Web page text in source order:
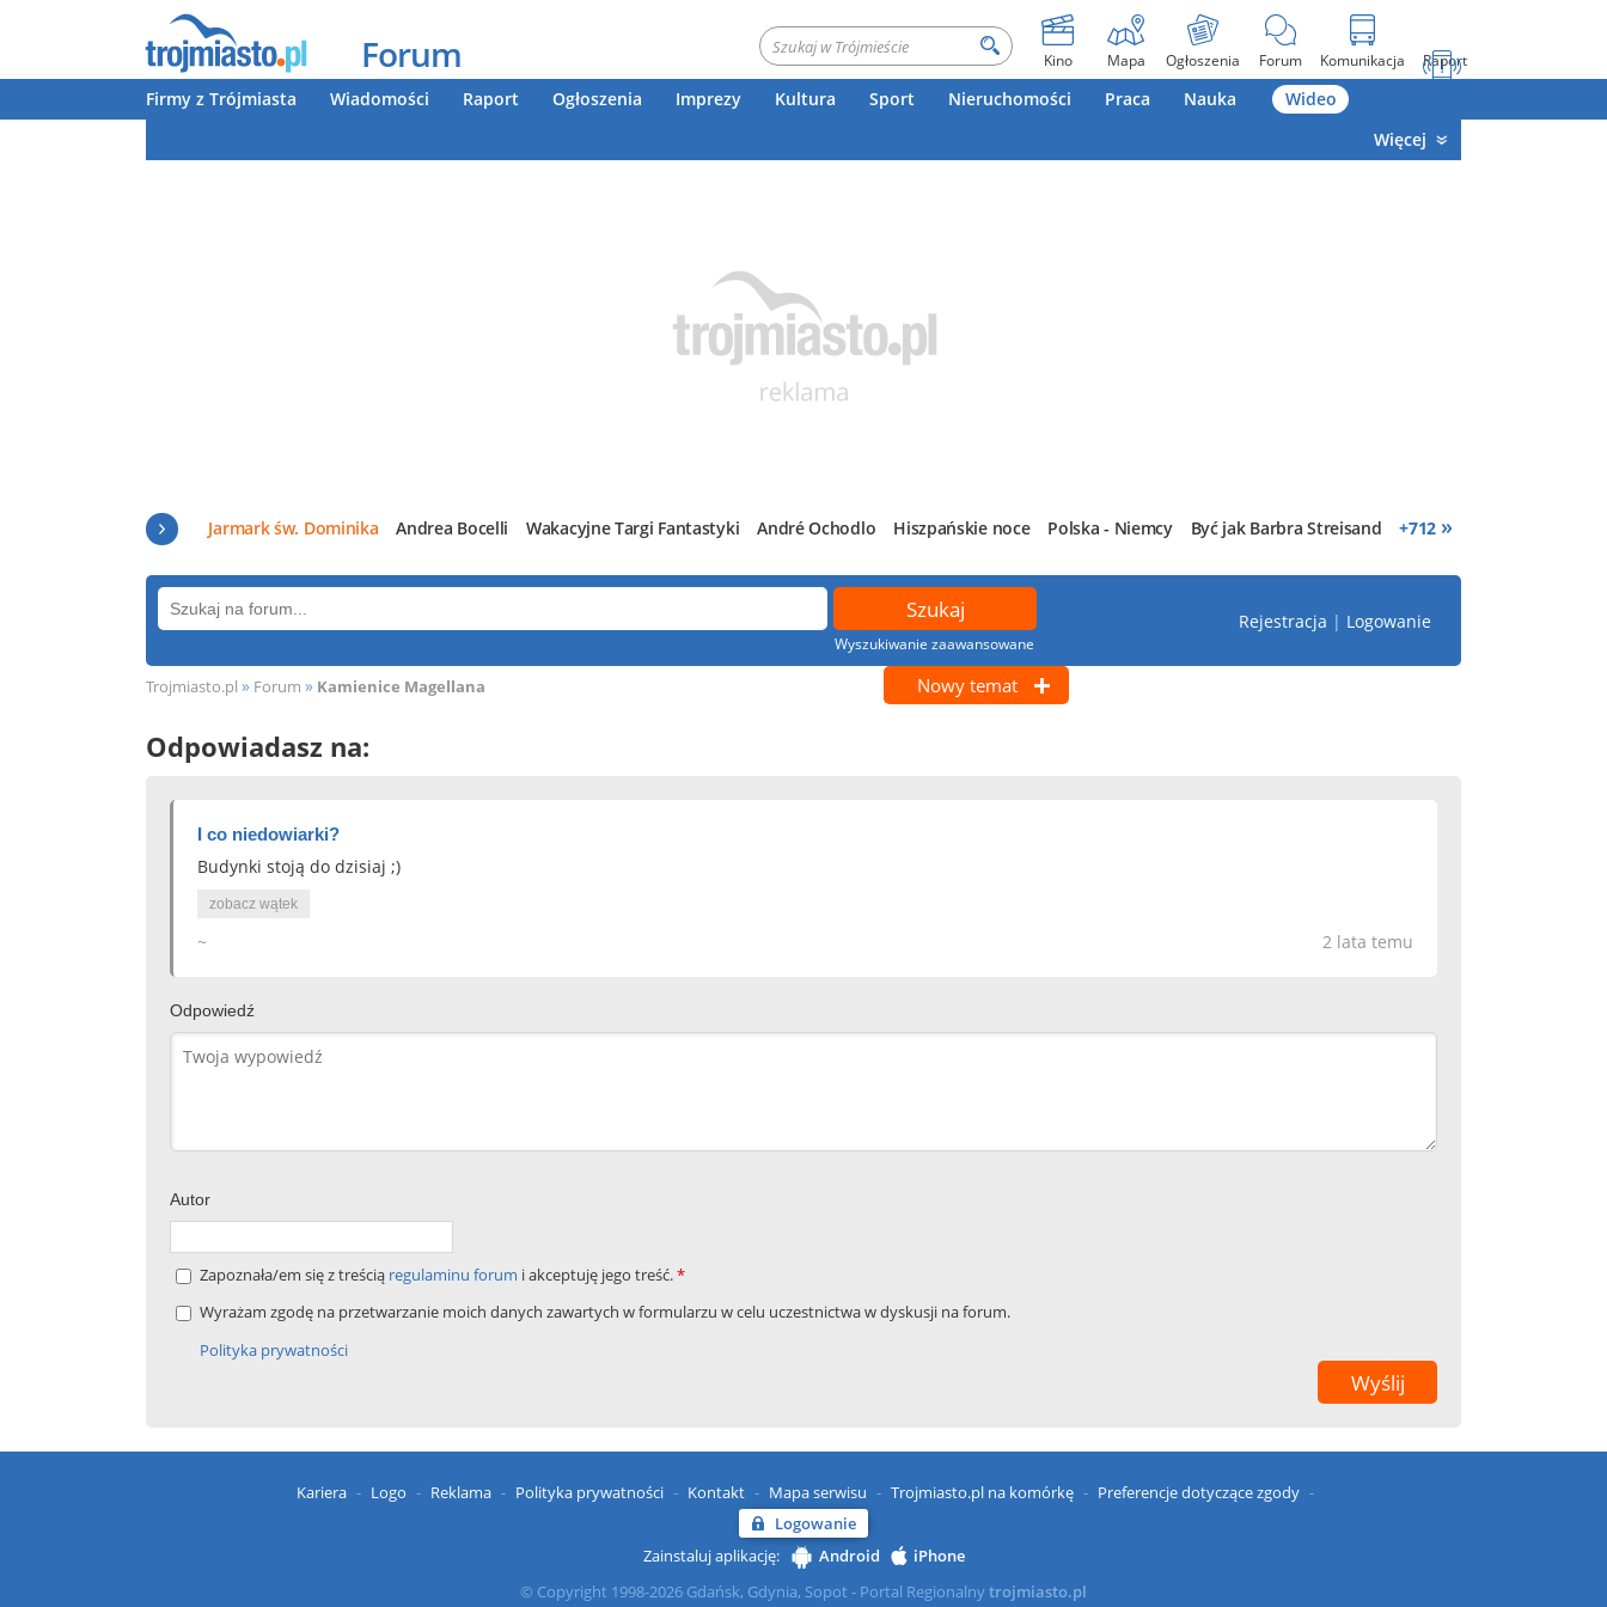
Forum Kino Mapa Ogłoszenia Forum Komunikacja Raport
Firmy z Trójmiasta Wiadomości Raport Ogłoszenia Imprezy Kultura Sport Nieruchomości Praca Nauka
Wideo
Więcej
Jarmark św. Dominika Andrea Bocelli Wakacyjne Targi Fantastyki André Ochodlo Hiszpańskie noce Polska - Niemcy Być jak Barbra Streisand +712 »
Wyszukiwanie zaawansowane
Rejestracja | Logowanie
Trojmiasto.pl » Forum » Kamienice Magellana Nowy temat
Odpowiadasz na:
I co niedowiarki?
Budynki stoją do dzisiaj ;)
zobacz wątek
2 lata temu
~
Odpowiedź
Autor
Zapoznała/em się z treścią regulaminu forum i akceptuję jego treść.*
Wyrażam zgodę na przetwarzanie moich danych zawartych w formularzu w celu uczestnictwa w dyskusji na forum.
Polityka prywatności
Kariera Logo Reklama Polityka prywatności Kontakt Mapa serwisu Trojmiasto.pl na komórkę
Preferencje dotyczące zgody
Logowanie
Zainstaluj aplikację:
Android
iPhone
© Copyright 1998-2026 Gdańsk, Gdynia, Sopot - Portal Regionalnytrojmiasto.pl